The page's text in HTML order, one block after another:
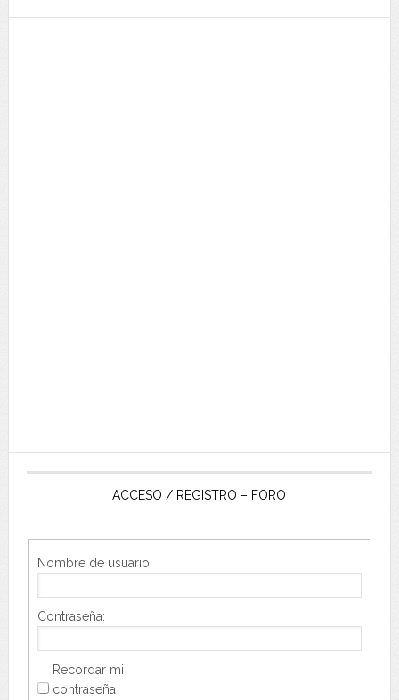
ACCESO / REGISTRO – FORO
Nombre de usuario:
Contraseña:
Recordar mi
contraseña